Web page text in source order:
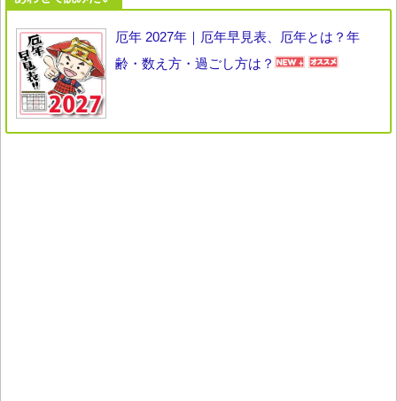
厄年 2027年｜厄年早見表、厄年とは？年
齢・数え方・過ごし方は？